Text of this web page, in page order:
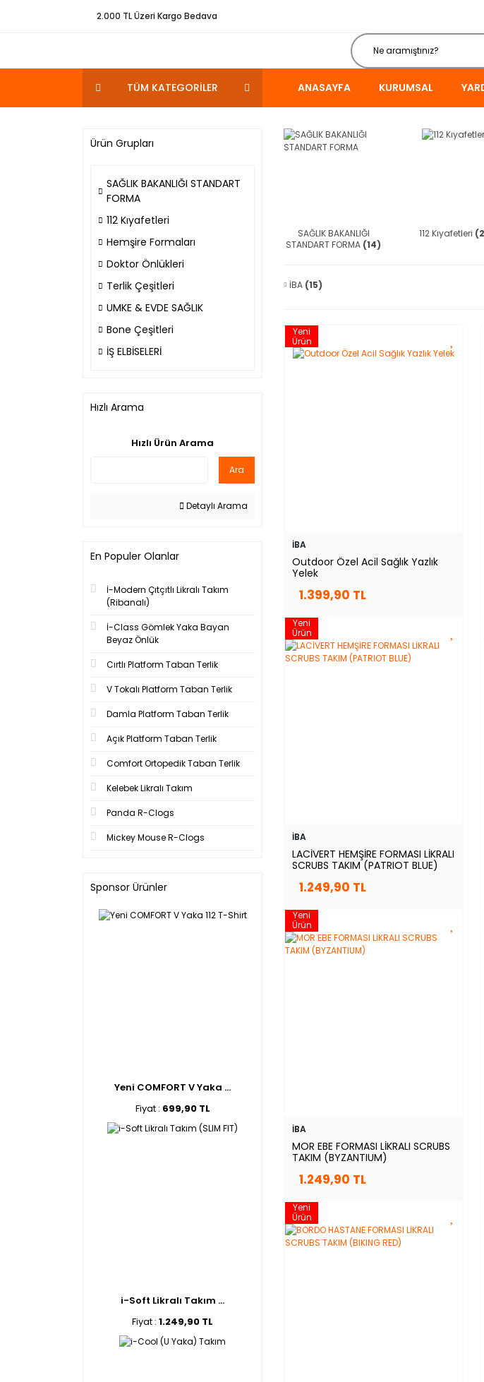
2.000 TL Üzeri Kargo Bedava
TÜM KATEGORİLER ANASAYFA KURUMSAL
Ürün Grupları
SAĞLIK BAKANLIĞI STANDART
FORMA
112 Kıyafetleri
Hemşire Formaları
Doktor Önlükleri
Terlik Çeşitleri
UMKE & EVDE SAĞLIK
Bone Çeşitleri
İŞ ELBİSELERİ
Hızlı Arama
Hızlı Ürün Arama
Ara
Detaylı Arama
En Populer Olanlar
İ-Modern Çıtçıtlı Likralı Takım
(Ribanalı)
İ-Class Gömlek Yaka Bayan
Beyaz Önlük
Cırtlı Platform Taban Terlik
V Tokalı Platform Taban Terlik
Damla Platform Taban Terlik
Açık Platform Taban Terlik
Comfort Ortopedik Taban Terlik
Kelebek Likralı Takım
Panda R-Clogs
Mickey Mouse R-Clogs
Sponsor Ürünler
Yeni COMFORT V Yaka ...
Fiyat : 699,90 TL
i-Soft Likralı Takım ...
Fiyat : 1.249,90 TL
SAĞLIK BAKANLIĞI
STANDART FORMA (14)
112 Kıyafetleri
İBA (15)
Yeni
Ürün
İBA
Outdoor Özel Acil Sağlık Yazlık
Yelek
1.399,90 TL
Yeni
Ürün
İBA
LACİVERT HEMŞİRE FORMASI LİKRALI
SCRUBS TAKIM (PATRIOT BLUE)
1.249,90 TL
Yeni
Ürün
İBA
MOR EBE FORMASI LİKRALI SCRUBS
TAKIM (BYZANTIUM)
1.249,90 TL
Yeni
Ürün